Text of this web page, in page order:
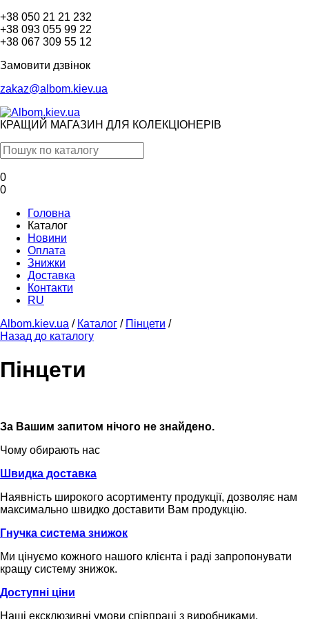
+38 050 21 21 232
+38 093 055 99 22
+38 067 309 55 12
Замовити дзвінок
zakaz@albom.kiev.ua
КРАЩИЙ МАГАЗИН ДЛЯ КОЛЕКЦІОНЕРІВ
0
0
Головна
Каталог
Новини
Оплата
Знижки
Доставка
Контакти
RU
Albom.kiev.ua / Каталог / Пінцети /
Назад до каталогу
Пінцети
За Вашим запитом нічого не знайдено.
Чому обирають нас
Швидка доставка
Наявність широкого асортименту продукції, дозволяє нам
максимально швидко доставити Вам продукцію.
Гнучка система знижок
Ми цінуємо кожного нашого клієнта і раді запропонувати
кращу систему знижок.
Доступні ціни
Наші ексклюзивні умови співпраці з виробниками,